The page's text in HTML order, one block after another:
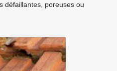
défaillantes, poreuses ou